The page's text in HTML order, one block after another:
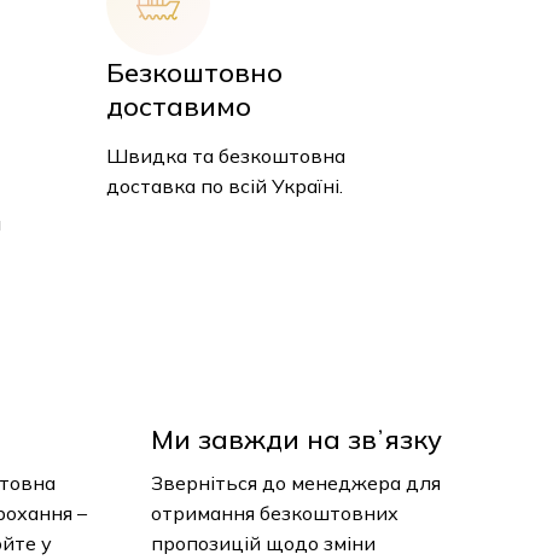
Безкоштовно
доставимо
Швидка та безкоштовна
доставка по всій Україні.
–
у
Ми завжди на звʼязку
Зверніться до менеджера для
отримання безкоштовних
пропозицій щодо зміни